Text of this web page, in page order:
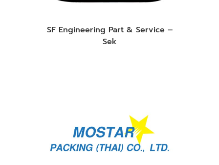
SF Engineering Part & Service –
Sek